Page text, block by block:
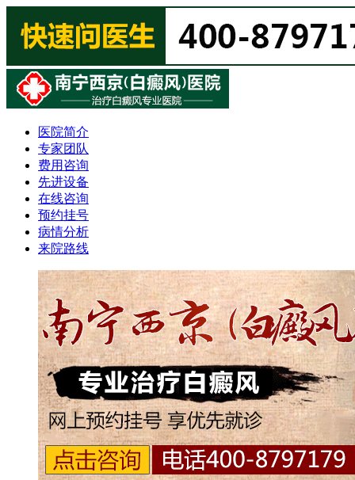
医院简介
专家团队
费用咨询
先进设备
在线咨询
预约挂号
病情分析
来院路线